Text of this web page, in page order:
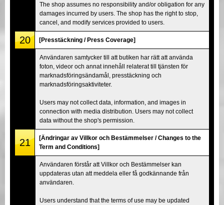
The shop assumes no responsibility and/or obligation for any
damages incurred by users. The shop has the right to stop,
cancel, and modify services provided to users.
20 [Presstäckning / Press Coverage]
Användaren samtycker till att butiken har rätt att använda
foton, videor och annat innehåll relaterat till tjänsten för
marknadsföringsändamål, presstäckning och
marknadsföringsaktiviteter.
Users may not collect data, information, and images in
connection with media distribution. Users may not collect
data without the shop's permission.
21
[Ändringar av Villkor och Bestämmelser / Changes to the
Term and Conditions]
Användaren förstår att Villkor och Bestämmelser kan
uppdateras utan att meddela eller få godkännande från
användaren.
Users understand that the terms of use may be updated